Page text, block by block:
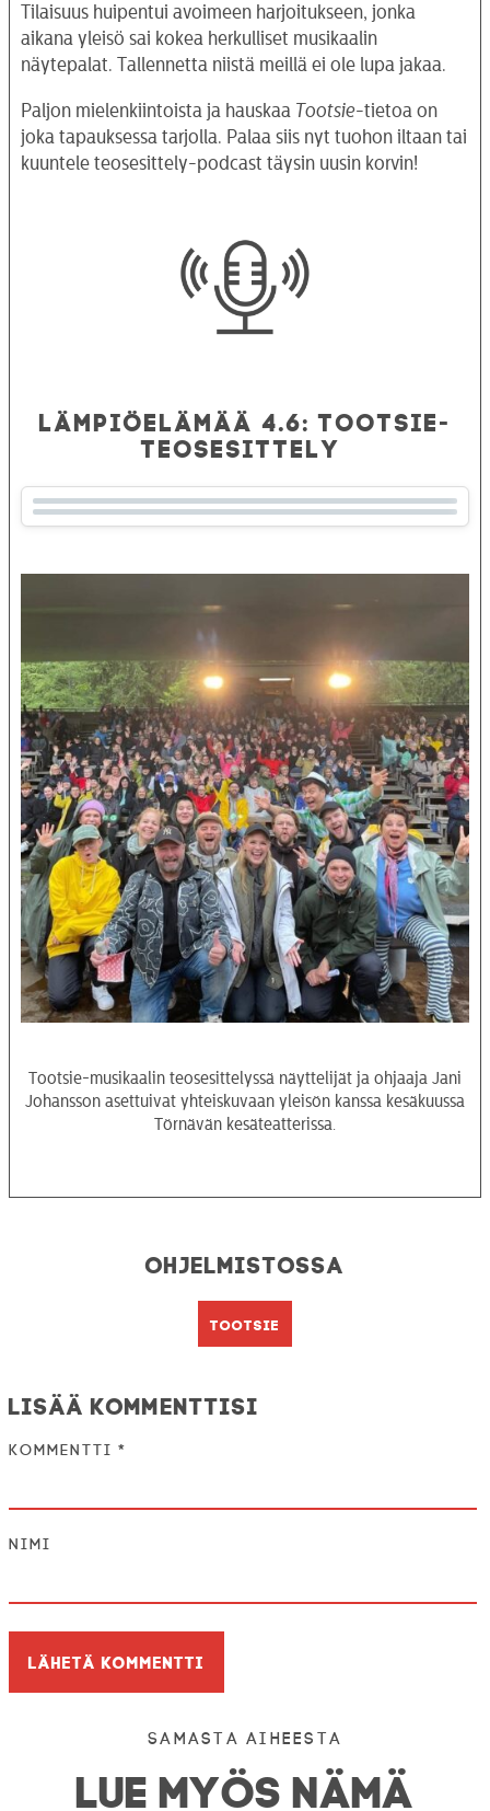
Tilaisuus huipentui avoimeen harjoitukseen, jonka
aikana yleisö sai kokea herkulliset musikaalin
näytepalat. Tallennetta niistä meillä ei ole lupa jakaa.
Paljon mielenkiintoista ja hauskaa Tootsie-tietoa on
joka tapauksessa tarjolla. Palaa siis nyt tuohon iltaan tai
kuuntele teosesittely-podcast täysin uusin korvin!
LÄMPIÖELÄMÄÄ4.6: TOOTSIE-
TEOSESITTELY
Tootsie-musikaalin teosesittelyssä näyttelijät ja ohjaaja Jani
Johansson asettuivat yhteiskuvaan yleisön kanssa kesäkuussa
Törnävän kesäteatterissa.
Ohjelmistossa
Tootsie
Lisää kommenttisi
Kommentti *
Nimi
Samasta aiheesta
LUE MYÖS NÄMÄ